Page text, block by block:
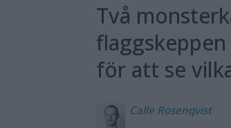
Två
för att se
Calle Rosenqvist